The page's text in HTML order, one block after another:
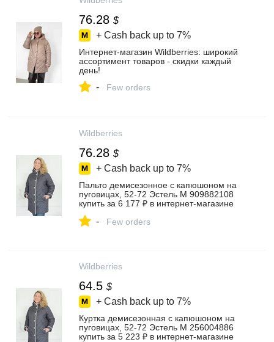
76.28 $
+ Cash back up to 7%
Интернет‑магазин Wildberries: широкий
ассортимент товаров - скидки каждый
день!
- Few orders
Wildberries
76.28 $
+ Cash back up to 7%
Пальто демисезонное с капюшоном на
пуговицах, 52-72 Эстель М 909882108
купить за 6 177 ₽ в интернет‑магазине
- Few orders
Wildberries
64.5 $
+ Cash back up to 7%
Куртка демисезонная с капюшоном на
пуговицах, 52-72 Эстель М 256004886
купить за 5 223 ₽ в интернет‑магазине